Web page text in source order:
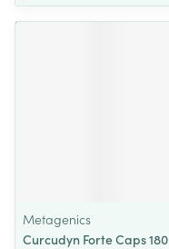
Metagenics
Curcudyn Forte Caps 180